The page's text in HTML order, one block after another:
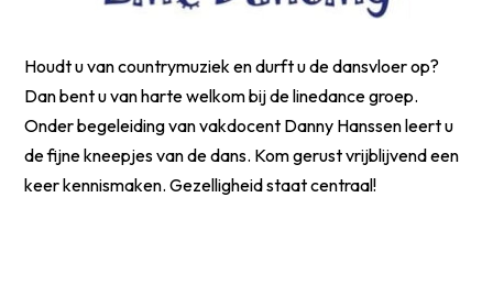
Houdt u van countrymuziek en durft u de dansvloer op?
Dan bent u van harte welkom bij de linedance groep.
Onder begeleiding van vakdocent Danny Hanssen leert u
de fijne kneepjes van de dans. Kom gerust vrijblijvend een
keer kennismaken. Gezelligheid staat centraal!